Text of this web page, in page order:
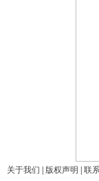
关于我们 版权声明
联